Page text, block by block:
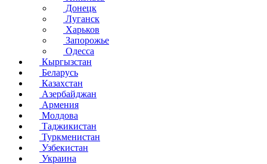
Донецк
Луганск
Харьков
Запорожье
Одесса
Кыргызстан
Беларусь
Казахстан
Азербайджан
Армения
Молдова
Таджикистан
Туркменистан
Узбекистан
Украина